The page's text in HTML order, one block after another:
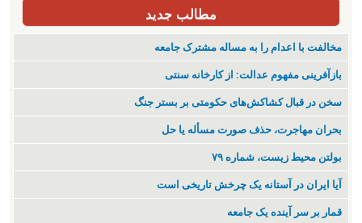
مطالب جدید
مخالفت با اعدام را به مساله مشترک جامعه
بازآفرینی مفهوم عدالت: از کارخانه سنتی
سخن در قبال کشاکش‌های حکومتی بر بستر جنگ
بحران مهاجرت‌، حذف صورت مسأله یا حل
بولتن محیط زیست، شماره ۷۹
آیا ایران در آستانه یک چرخش تاریخی است
قمار بر سر آینده یک جامعه